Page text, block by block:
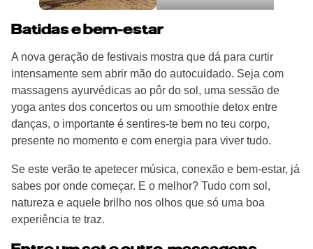
Batidas e bem-estar
A nova geração de festivais mostra que dá para curtir
intensamente sem abrir mão do autocuidado. Seja com
massagens ayurvédicas ao pôr do sol, uma sessão de
yoga antes dos concertos ou um smoothie detox entre
danças, o importante é sentires-te bem no teu corpo,
presente no momento e com energia para viver tudo.
Se este verão te apetecer música, conexão e bem-estar, já
sabes por onde começar. E o melhor? Tudo com sol,
natureza e aquele brilho nos olhos que só uma boa
experiência te traz.